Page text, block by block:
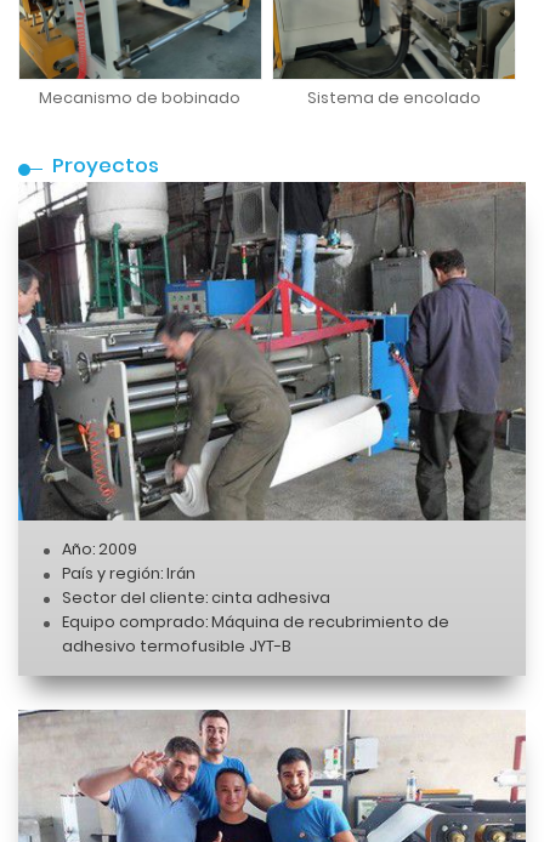
Mecanismo de bobinado Sistema de encolado
Proyectos
Año: 2009
País y región: Irán
Sector del cliente: cinta adhesiva
Equipo comprado: Máquina de recubrimiento de
adhesivo termofusible JYT-B